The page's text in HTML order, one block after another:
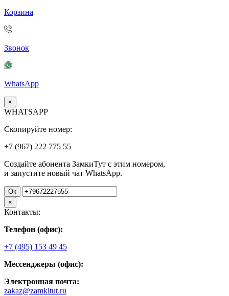
Корзина
Звонок
WhatsApp
×
WHATSAPP
Скопируйте номер:
+7 (967) 222 775 55
Создайте абонента ЗамкиТут с этим номером,
и запустите новый чат WhatsApp.
Ок
×
Контакты:
Телефон (офис):
+7 (495) 153 49 45
Мессенджеры (офис):
Электронная почта:
zakaz@zamkitut.ru